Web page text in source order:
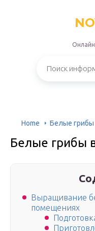
Home Белые
Белые грибы
Выращивание
помещениях